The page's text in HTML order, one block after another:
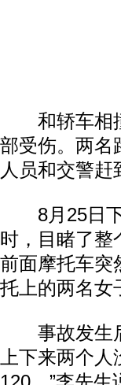
和轿车相撞
部受伤。两名
人员和交警赶
8月25日下
时，目睹了整
前面摩托车突
托上的两名女
事故发生后
上下来两个